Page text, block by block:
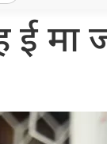
मा